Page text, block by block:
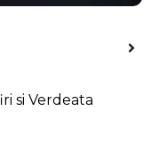
si Verdeata